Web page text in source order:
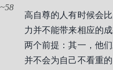
58
高自尊的人有时候会
力并不能带来相应的
两个前提：其一，他
并不会为自己不看重